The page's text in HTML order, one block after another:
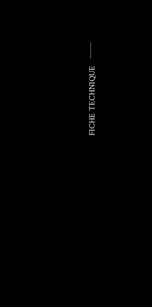
FICHE TECHNIQUE